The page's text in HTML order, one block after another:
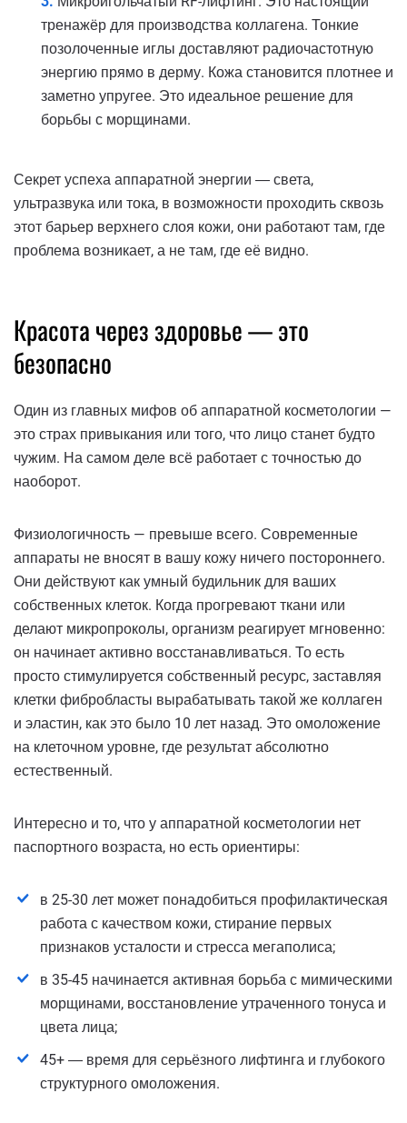
тренажёр для производства коллагена. Тонкие
позолоченные иглы доставляют радиочастотную
энергию прямо в дерму. Кожа становится плотнее и
заметно упругее. Это идеальное решение для
борьбы с морщинами.
Секрет успеха аппаратной энергии ― света,
ультразвука или тока, в возможности проходить сквозь
этот барьер верхнего слоя кожи, они работают там, где
проблема возникает, а не там, где её видно.
Красота через здоровье — это
безопасно
Один из главных мифов об аппаратной косметологии —
это страх привыкания или того, что лицо станет будто
чужим. На самом деле всё работает с точностью до
наоборот.
Физиологичность — превыше всего. Современные
аппараты не вносят в вашу кожу ничего постороннего.
Они действуют как умный будильник для ваших
собственных клеток. Когда прогревают ткани или
делают микропроколы, организм реагирует мгновенно:
он начинает активно восстанавливаться. То есть
просто стимулируется собственный ресурс, заставляя
клетки фибробласты вырабатывать такой же коллаген
и эластин, как это было 10 лет назад. Это омоложение
на клеточном уровне, где результат абсолютно
естественный.
Интересно и то, что у аппаратной косметологии нет
паспортного возраста, но есть ориентиры:
в 25-30 лет может понадобиться профилактическая
работа с качеством кожи, стирание первых
признаков усталости и стресса мегаполиса;
в 35-45 начинается активная борьба с мимическими
морщинами, восстановление утраченного тонуса и
цвета лица;
45+ ― время для серьёзного лифтинга и глубокого
структурного омоложения.